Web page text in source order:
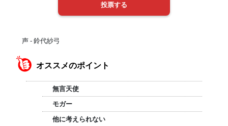
声 - 鈴代紗弓
オススメのポイント
無言天使
モガー
他に考えられない